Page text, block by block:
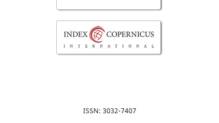
ISSN: 3032-7407